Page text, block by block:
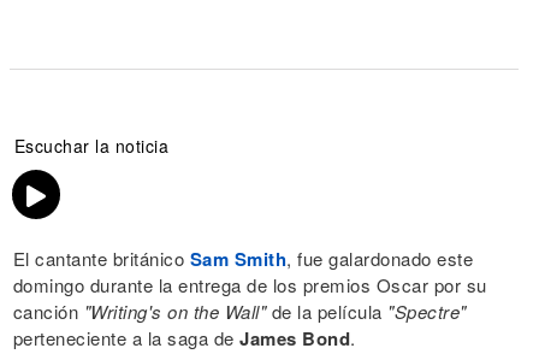
Escuchar la noticia
El cantante británico Sam Smith, fue galardonado este
domingo durante la entrega de los premios Oscar por su
canción "Writing's on the Wall"de la película "Spectre"
perteneciente a la saga de James Bond.